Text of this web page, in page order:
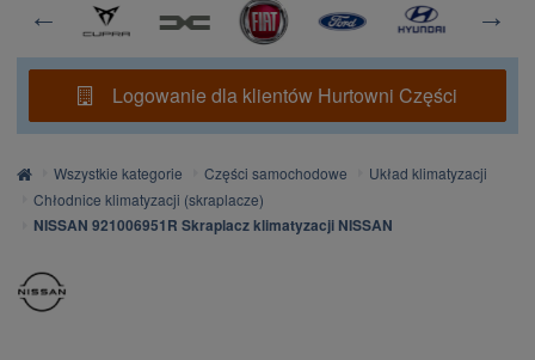
Logowanie dla klientów Hurtowni Części
Strona
główna
Wszystkie kategorie Części samochodowe
Układ klimatyzacji
Chłodnice klimatyzacji (skraplacze)
NISSAN 921006951R Skraplacz klimatyzacji NISSAN